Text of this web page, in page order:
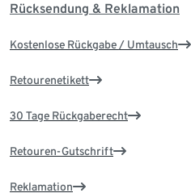
Rücksendung & Reklamation
Kostenlose Rückgabe / Umtausch
Retourenetikett
30 Tage Rückgaberecht
Retouren-Gutschrift
Reklamation